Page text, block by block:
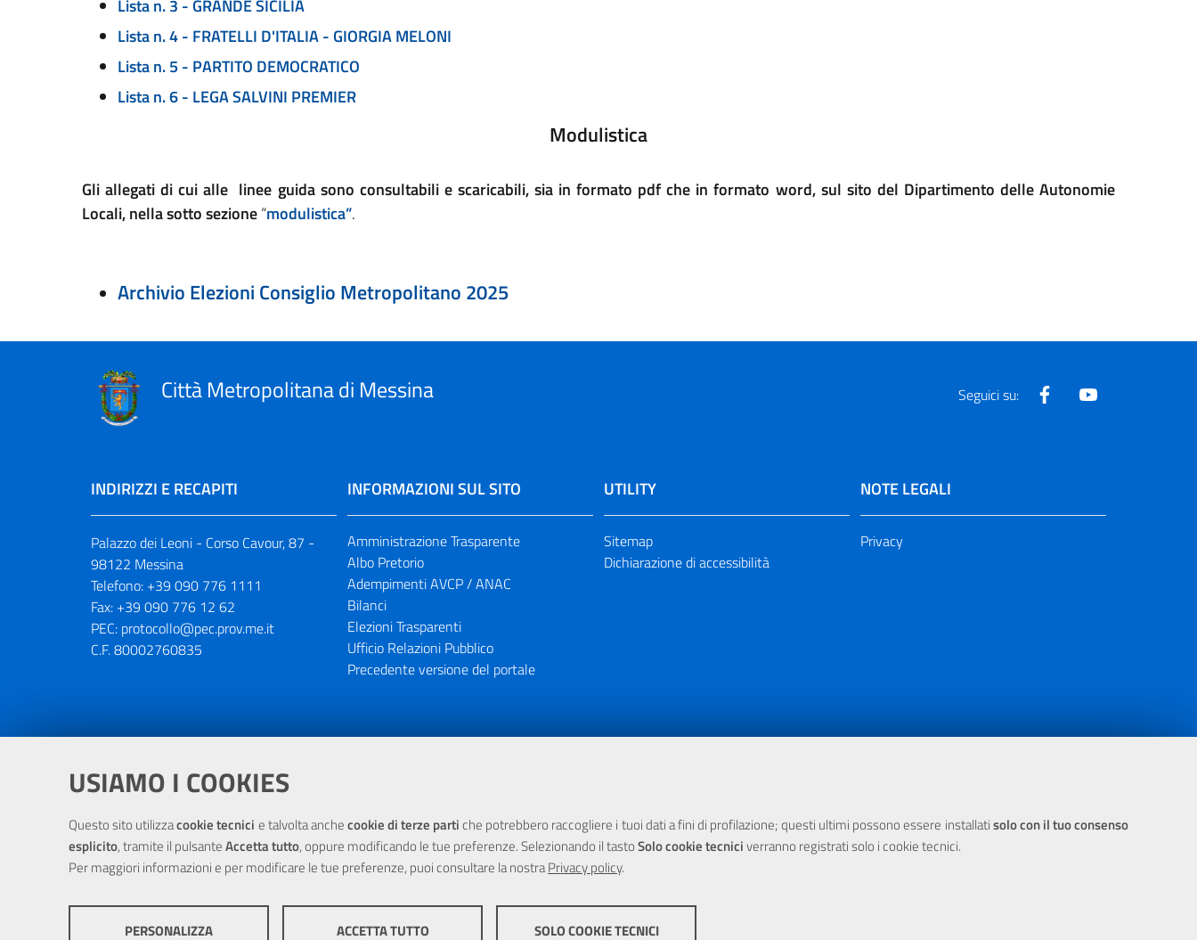
USIAMO I COOKIES
Questo sito utilizzacookie tecnici e talvolta anchecookie di terze partiche potrebbero raccogliere i tuoi dati a fini di profilazione; questi ultimi possono essere installatisolo con il tuo consenso
esplicito, tramite il pulsanteAccetta tutto, oppure modificando le tue preferenze. Selezionando il tastoSolo cookie tecniciverranno registrati solo i cookie tecnici.
Per maggiori informazioni e per modificare le tue preferenze, puoi consultare la nostraPrivacy policy.
PERSONALIZZA ACCETTA TUTTO SOLO COOKIE TECNICI
Lista n. 3 - GRANDE SICILIA
Lista n. 4 - FRATELLI D'ITALIA - GIORGIA MELONI
Lista n. 5 - PARTITO DEMOCRATICO
Lista n. 6 - LEGA SALVINI PREMIER
Modulistica
Gli allegati di cui alle linee guida sono consultabili e scaricabili, sia in formato pdf che in formato word, sul sito del Dipartimento delle Autonomie
Locali, nella sotto sezione“modulistica”.
Archivio Elezioni Consiglio Metropolitano 2025
Città Metropolitana di Messina Seguici su: Facebook
INDIRIZZI E RECAPITI
Palazzo dei Leoni - Corso Cavour, 87 -
98122 Messina
Telefono: +39 090 776 1111
Fax: +39 090 776 12 62
PEC: protocollo@pec.prov.me.it
C.F. 80002760835
INFORMAZIONI SUL SITO
Amministrazione Trasparente
Albo Pretorio
Adempimenti AVCP / ANAC
Bilanci
Elezioni Trasparenti
Ufficio Relazioni Pubblico
Precedente versione del portale
UTILITY
Sitemap
Dichiarazione di accessibilità
NOTE LEGALI
Privacy
Portale realizzato con la partecipazione finanziaria dell'Unione Europea tramite i fondi del POR Sicilia 2000/2006 Misura 6.05 - Fondo FESR
© Copyright 2025 Città Metropolitana di Messina -